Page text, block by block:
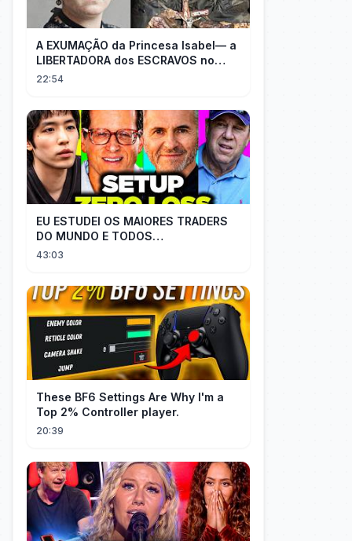
A EXUMAÇÃO da Princesa Isabel— a
LIBERTADORA dos ESCRAVOS no
BRASIL
22:54
EU ESTUDEI OS MAIORES TRADERS
DO MUNDO E TODOS
COMPARTILHAM O MESMO SEGREDO
43:03
These BF6 Settings Are Why I'm a
Top 2% Controller player.
20:39